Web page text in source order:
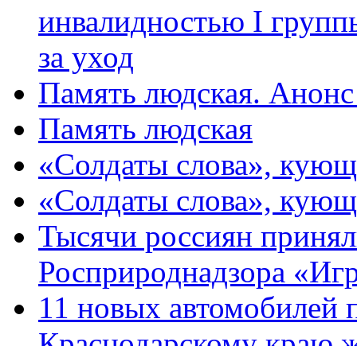
инвалидностью I
за уход
Память людская.
Память людская
«Солдаты слова»,
«Солдаты слова»,
Тысячи россиян
Росприроднадзора
11 новых автомобилей